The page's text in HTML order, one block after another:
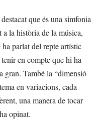
que és una simfonia
a la història de la música,
parlat del repte artístic
en compte que hi ha
gran. També la “dimensió
en variacions, cada
una manera de tocar
opinat.